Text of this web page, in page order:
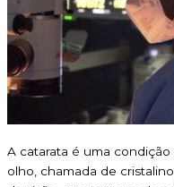
A catarata é uma
olho, chamada de